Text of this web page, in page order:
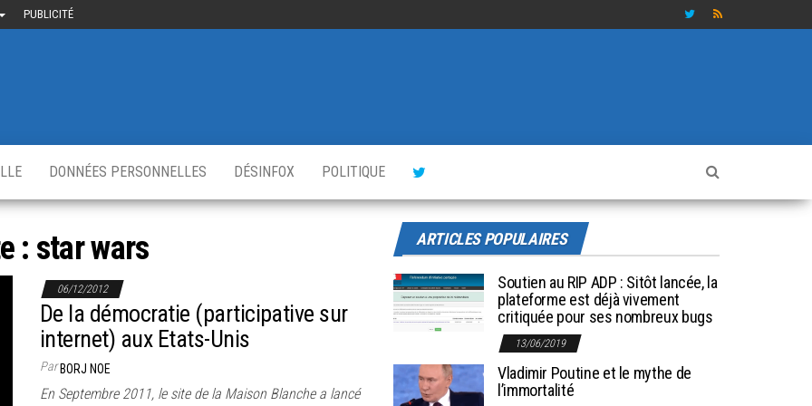
PUBLICITÉ
DONNÉES PERSONNELLES DÉSINFOX POLITIQUE
: star wars
06/12/2012
De la démocratie (participative sur
internet) aux Etats-Unis
ParBORJ NOE
En Septembre 2011, le site de la Maison Blanche a lancé
ARTICLES POPULAIRES
Soutien au RIP ADP : Sitôt lancée, la
plateforme est déjà vivement
critiquée pour ses nombreux bugs
13/06/2019
Vladimir Poutine et le mythe de
l’immortalité